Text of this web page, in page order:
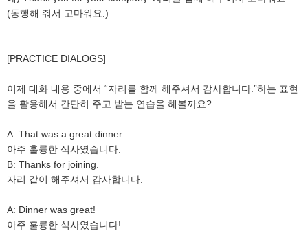
(동행해 줘서 고마워요.)
[PRACTICE DIALOGS]
이제 대화 내용 중에서 “자리를 함께 해주셔서 감사합니다.”하는 표현
을 활용해서 간단히 주고 받는 연습을 해볼까요?
A: That was a great dinner.
아주 훌륭한 식사였습니다.
B: Thanks for joining.
자리 같이 해주셔서 감사합니다.
A: Dinner was great!
아주 훌륭한 식사였습니다!